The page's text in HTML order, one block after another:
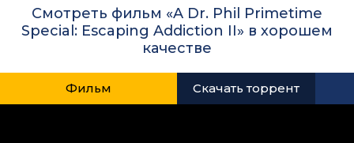
Смотреть фильм «A Dr. Phil Primetime
Special: Escaping Addiction II» в хорошем
качестве
Фильм Скачать торрент